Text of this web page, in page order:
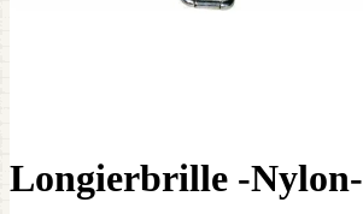
Longierbrille -Nylon-